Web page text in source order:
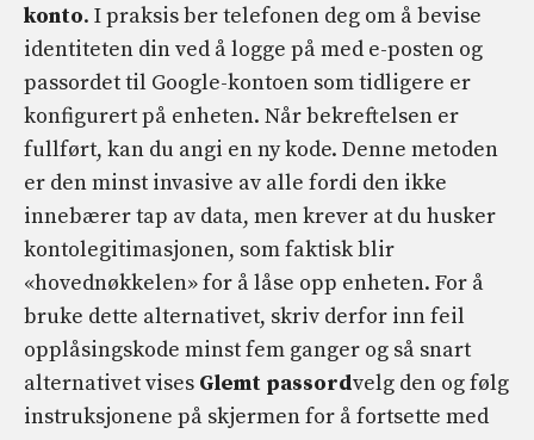
konto. I praksis ber telefonen deg om å bevise
identiteten din ved å logge på med e-posten og
passordet til Google-kontoen som tidligere er
konfigurert på enheten. Når bekreftelsen er
fullført, kan du angi en ny kode. Denne metoden
er den minst invasive av alle fordi den ikke
innebærer tap av data, men krever at du husker
kontolegitimasjonen, som faktisk blir
«hovednøkkelen» for å låse opp enheten. For å
bruke dette alternativet, skriv derfor inn feil
opplåsingskode minst fem ganger og så snart
alternativet vises Glemt passordvelg den og følg
instruksjonene på skjermen for å fortsette med